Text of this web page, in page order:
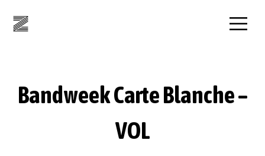
Bandweek Carte Blanche –
VOL